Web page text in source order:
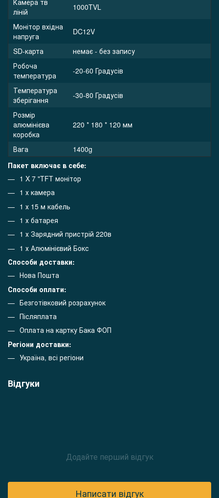
ліній
1000TVL
Монітор вхідна
напруга
DC12V
SD-карта
немає - без запису
Робоча
температура
-20-60 Градусів
Температура
зберігання
-30-80 Градусів
Розмір
алюмінієва
коробка
220 * 180 * 120 мм
Вага
1400g
Пакет включає в себе:
1 X 7 "TFT монітор
1 х камера
1 х 15 м кабель
1 х батарея
1 х Зарядний пристрій 220в
1 х Алюмінієвий Бокс
Способи доставки:
Нова Пошта
Способи оплати:
Безготівковий розрахунок
Післяплата
Оплата на картку Бака ФОП
Регіони доставки:
Україна, всі регіони
Відгуки
Додайте перший відгук
Написати відгук